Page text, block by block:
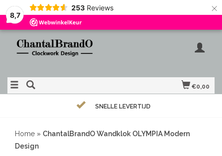
8,7
253 Reviews ×
€0,00
SNELLE LEVERTIJD
Home » ChantalBrandO Wandklok OLYMPIA Modern
Design